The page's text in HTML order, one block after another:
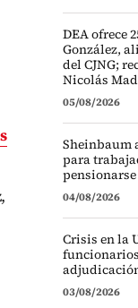
DEA ofrece
González,
del CJNG;
Nicolás
05/08/2026
Sheinbaum
para
pensionarse
04/08/2026
Crisis en la
03/08/2026